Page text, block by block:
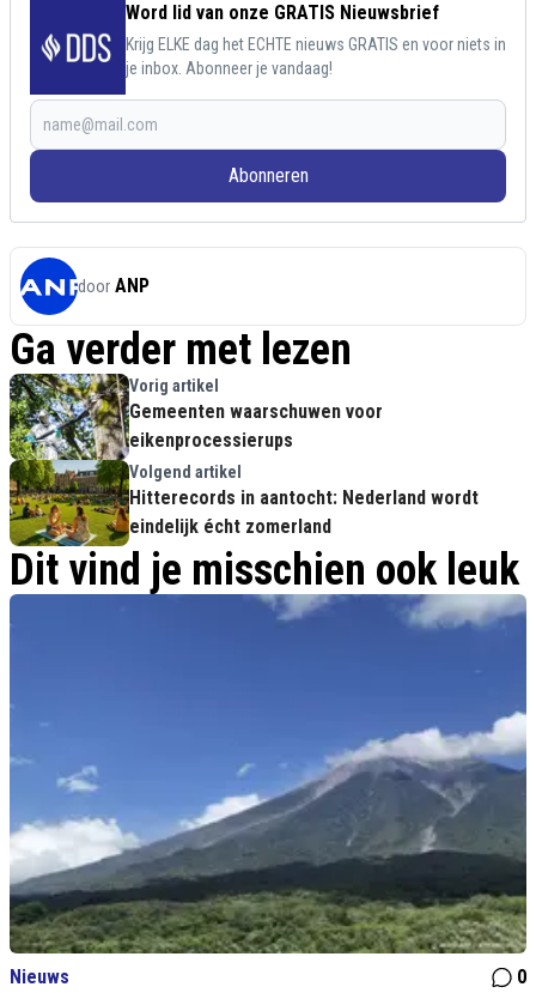
Word lid van onze GRATIS Nieuwsbrief
Krijg ELKE dag het ECHTE nieuws GRATIS en voor niets in
je inbox. Abonneer je vandaag!
Abonneren
door ANP
Ga verder met lezen
Vorig artikel
Gemeenten waarschuwen voor
eikenprocessierups
Volgend artikel
Hitterecords in aantocht: Nederland wordt
eindelijk écht zomerland
Dit vind je misschien ook leuk
Nieuws
0